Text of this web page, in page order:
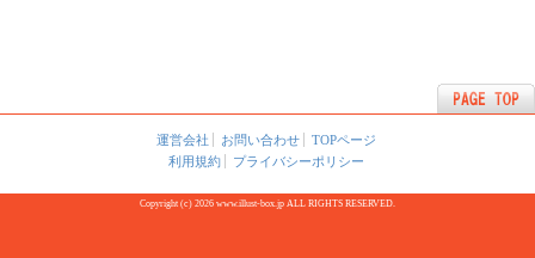
運営会社 お問い合わせ
TOPページ
利用規約
プライバシーポリシー
Copyright (c) 2026 www.illust-box.jp ALL RIGHTS RESERVED.